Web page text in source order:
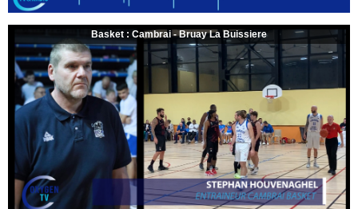
Basket : Cambrai - Bruay La Buissiere